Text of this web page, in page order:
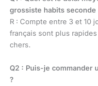
grossiste habits seconde
R : Compte entre 3 et 10
français sont plus
chers.
Q2 : Puis-je commander
?